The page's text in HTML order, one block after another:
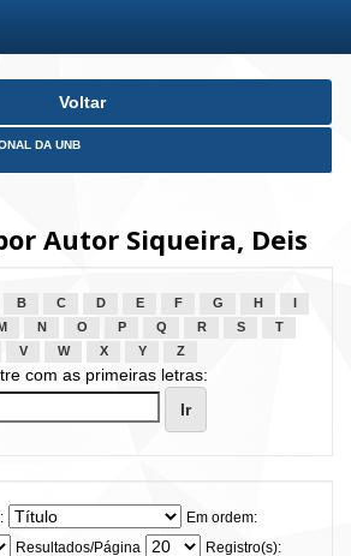
Voltar
DA UNB
Autor Siqueira, Deis
B C D E F G H
M N O P Q R S
T
V W X Y Z
com as primeiras letras:
Em ordem:
Resultados/Página
Registro(s):